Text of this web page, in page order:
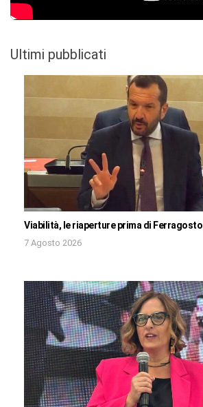
Ultimi pubblicati
Viabilità, le riaperture prima di Ferragosto
7 Agosto 2026